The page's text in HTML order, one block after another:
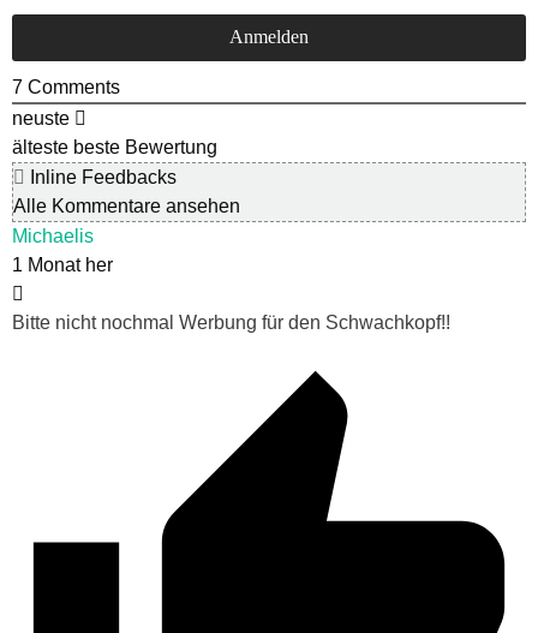
7 Comments
neuste
älteste beste Bewertung
Inline Feedbacks
Alle Kommentare ansehen
Michaelis
1 Monat her
Bitte nicht nochmal Werbung für den Schwachkopf!!